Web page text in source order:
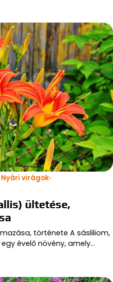
Nyári virágok
ültetése,
története A sásliliom,
évelő növény, amely…